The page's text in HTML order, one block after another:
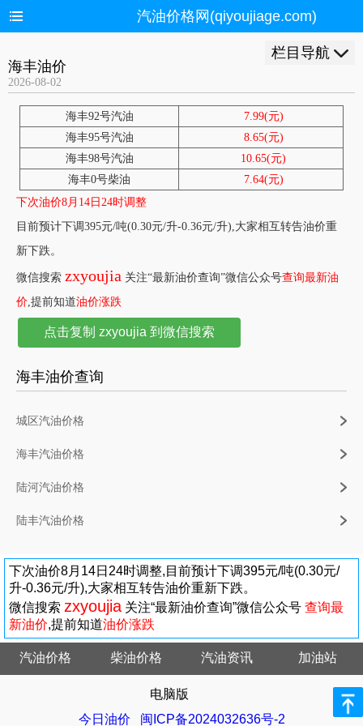
汽油价格网(qiyoujiage.com)
栏目导航
海丰油价
2026-08-02
海丰92号汽油
7.99(元)
海丰95号汽油
8.65(元)
海丰98号汽油
10.65(元)
海丰0号柴油
7.64(元)
下次油价8月14日24时调整
目前预计下调395元/吨(0.30元/升-0.36元/升),大家相互转告油价重
新下跌。
微信搜索 zxyoujia 关注“最新油价查询”微信公众号查询最新油
价,提前知道油价涨跌
点击复制 zxyoujia 到微信搜索
海丰油价查询
城区汽油价格
海丰汽油价格
陆河汽油价格
陆丰汽油价格
下次油价8月14日24时调整,目前预计下调395元/吨(0.30元/
升-0.36元/升),大家相互转告油价重新下跌。
微信搜索 zxyoujia 关注“最新油价查询”微信公众号 查询最
新油价,提前知道油价涨跌
汽油价格 柴油价格 汽油资讯 加油站
电脑版
今日油价
闽ICP备2024032636号-2